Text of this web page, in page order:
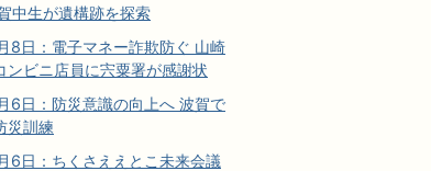
中生が遺構跡を探索
8日：電子マネー詐欺防ぐ 山崎
ンビニ店員に宍粟署が感謝状
6日：防災意識の向上へ 波賀で
災訓練
6日：ちくさええとこ未来会議